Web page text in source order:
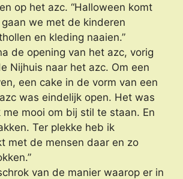
op het azc. “Halloween komt
we met de kinderen
en kleding naaien.”
de opening van het azc, vorig
Nijhuis naar het azc. Om een
een cake in de vorm van een
was eindelijk open. Het was
mooi om bij stil te staan. En
Ter plekke heb ik
met de mensen daar en zo
van de manier waarop er in